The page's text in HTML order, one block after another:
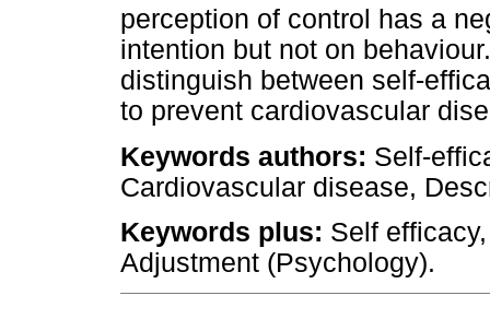
perception of control has a
intention but not on
distinguish between self-
to prevent cardiovascular
Keywords authors: Self-
Cardiovascular disease,
Keywords plus: Self
Adjustment (Psychology).